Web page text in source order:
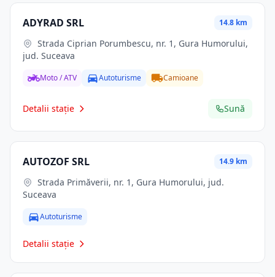
ADYRAD SRL 14.8 km
jud. Suceava
Moto / ATV Autoturisme Camioane
Detalii stație Sună
AUTOZOF SRL 14.9 km
Suceava
Autoturisme
Detalii stație